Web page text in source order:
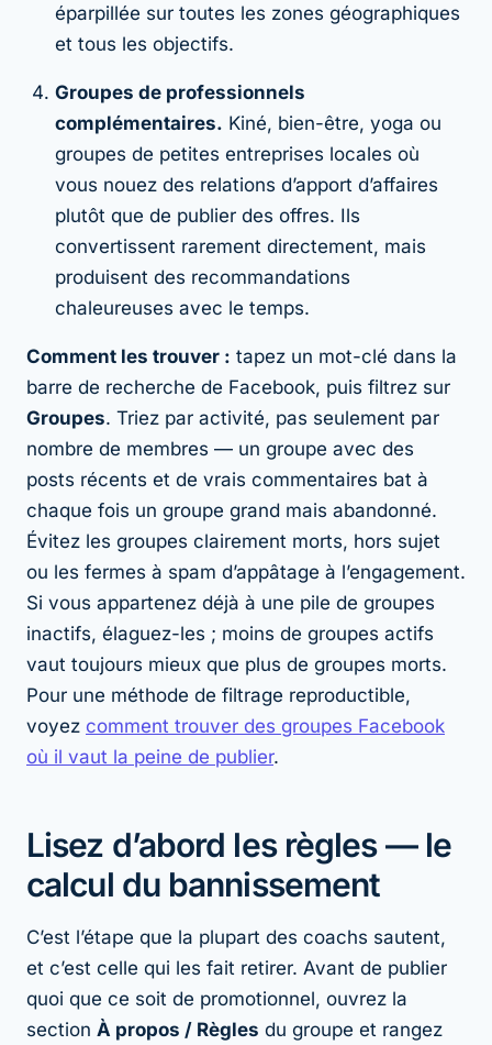
éparpillée sur toutes les zones géographiques
et tous les objectifs.
Groupes de professionnels
complémentaires. Kiné, bien-être, yoga ou
groupes de petites entreprises locales où
vous nouez des relations d’apport d’affaires
plutôt que de publier des offres. Ils
convertissent rarement directement, mais
produisent des recommandations
chaleureuses avec le temps.
Comment les trouver : tapez un mot-clé dans la
barre de recherche de Facebook, puis filtrez sur
Groupes. Triez par activité, pas seulement par
nombre de membres — un groupe avec des
posts récents et de vrais commentaires bat à
chaque fois un groupe grand mais abandonné.
Évitez les groupes clairement morts, hors sujet
ou les fermes à spam d’appâtage à l’engagement.
Si vous appartenez déjà à une pile de groupes
inactifs, élaguez-les ; moins de groupes actifs
vaut toujours mieux que plus de groupes morts.
Pour une méthode de filtrage reproductible,
voyez comment trouver des groupes Facebook
où il vaut la peine de publier.
Lisez d’abord les règles — le
calcul du bannissement
C’est l’étape que la plupart des coachs sautent,
et c’est celle qui les fait retirer. Avant de publier
quoi que ce soit de promotionnel, ouvrez la
section À propos / Règles du groupe et rangez